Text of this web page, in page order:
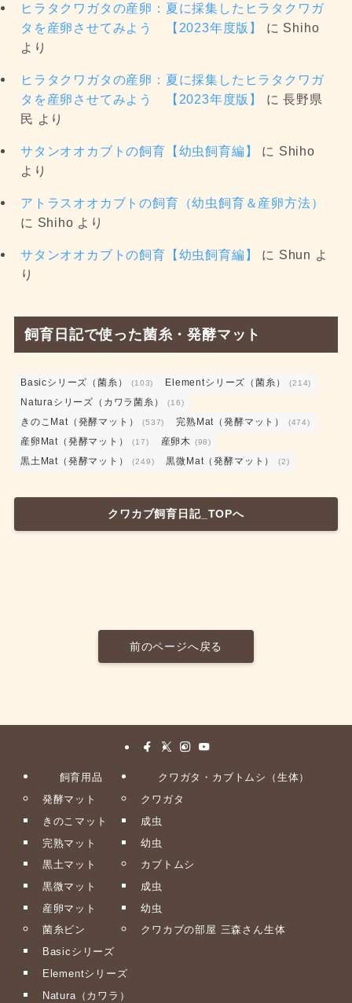
ヒラタクワガタの産卵：夏に採集したヒラタクワガ
タを産卵させてみよう 【2023年度版】
に Shiho
より
ヒラタクワガタの産卵：夏に採集したヒラタクワガ
タを産卵させてみよう 【2023年度版】
に長野県
民 より
サタンオオカブトの飼育【幼虫飼育編】 に Shiho
より
アトラスオオカブトの飼育（幼虫飼育＆産卵方法）
に Shiho より
サタンオオカブトの飼育【幼虫飼育編】 に Shun よ
り
飼育日記で使った菌糸・発酵マット
Basicシリーズ（菌糸） (103) Elementシリーズ（菌糸） (214)
Naturaシリーズ（カワラ菌糸） (16)
きのこMat（発酵マット） (537) 完熟Mat（発酵マット） (474)
産卵Mat（発酵マット） (17) 産卵木 (98)
黒土Mat（発酵マット） (249) 黒微Mat（発酵マット） (2)
クワカブ飼育日記_TOPへ
前のページへ戻る
飼育用品
発酵マット
きのこマット
完熟マット
黒土マット
黒微マット
産卵マット
菌糸ビン
Basicシリーズ
Elementシリーズ
Natura（カワラ）
クワガタ・カブトムシ（生体）
クワガタ
成虫
幼虫
カブトムシ
成虫
幼虫
クワカブの部屋 三森さん生体